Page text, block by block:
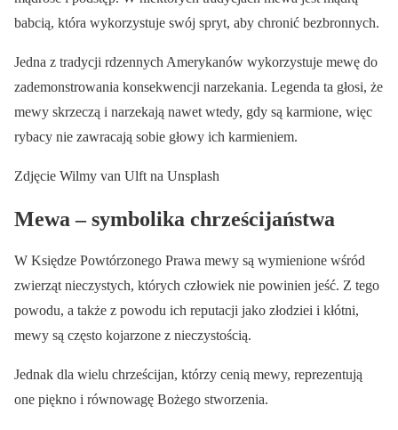
babcią, która wykorzystuje swój spryt, aby chronić bezbronnych.
Jedna z tradycji rdzennych Amerykanów wykorzystuje mewę do
zademonstrowania konsekwencji narzekania. Legenda ta głosi, że
mewy skrzeczą i narzekają nawet wtedy, gdy są karmione, więc
rybacy nie zawracają sobie głowy ich karmieniem.
Zdjęcie Wilmy van Ulft na Unsplash
Mewa – symbolika chrześcijaństwa
W Księdze Powtórzonego Prawa mewy są wymienione wśród
zwierząt nieczystych, których człowiek nie powinien jeść. Z tego
powodu, a także z powodu ich reputacji jako złodziei i kłótni,
mewy są często kojarzone z nieczystością.
Jednak dla wielu chrześcijan, którzy cenią mewy, reprezentują
one piękno i równowagę Bożego stworzenia.